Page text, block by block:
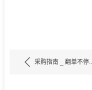
采购指南 _ 翻单不停